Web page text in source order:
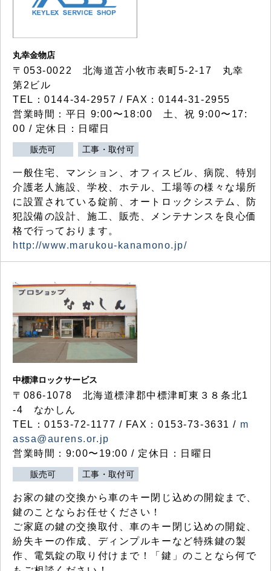
丸幸金物店
〒053-0022 北海道苫小牧市表町5-2-17 丸幸
第2ビル
TEL：0144-34-2957 / FAX：0144-31-2955
営業時間：平日 9:00〜18:00 土、祝 9:00〜17:
00 / 定休日：日曜日
販売可 工事・取付可
一般住宅、マンション、オフィスビル、病院、特別
介護老人施設、学校、ホテル、工場等の様々な場所
に設置されている錠前、オートロックシステム、防
犯設備の設計、施工、販売、メンテナンスを良心価
格で行っております。
http://www.marukou-kanamono.jp/
中標津ロックサービス
〒086-1078 北海道標津郡中標津町東３８条北1
-4 なかしん
TEL：0153-72-1177 / FAX：0153-73-3631 / m
assa@aurens.or.jp
営業時間：9:00〜19:00 / 定休日：日曜日
販売可 工事・取付可
お家の鍵の交換から車のキー閉じ込めの開錠まで、
鍵のことならお任せください！
ご家庭の鍵の交換取付、車のキー閉じ込めの開錠、
紛失キーの作成、ディンプルキーなど特殊鍵の製
作、電気錠の取り付けまで！「鍵」のことなら何で